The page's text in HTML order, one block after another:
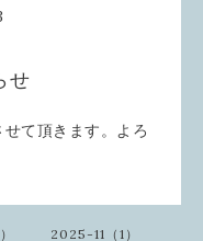
せ
て頂きます。よろ
2025-11（1）